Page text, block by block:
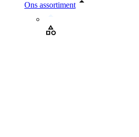
Ons assortiment